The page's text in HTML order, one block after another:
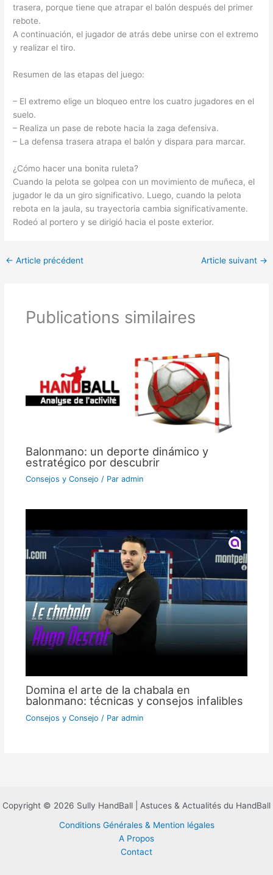
trasera, porque tiene que atrapar el balón después del primer
rebote.
A continuación, el jugador de atrás debe unirse con el extremo
y realizar el tiro.
Resumen de las etapas del juego:
– El extremo elige un bloqueo entre los cuatro jugadores en el
suelo.
– Realiza un pase de rebote hacia la zaga defensiva.
– La defensa trasera atrapa el balón y dispara para marcar.
¿Cómo hacer una bonita ruleta?
Cuando la pelota se golpea con un movimiento de muñeca, el
jugador le da un giro significativo. Luego, cuando la pelota
rebota en la jaula, su trayectoria cambia significativamente.
Rodeó al portero y se dirigió hacia el poste exterior.
← Article précédent Article suivant →
Publications similaires
Balonmano: un deporte dinámico y
estratégico por descubrir
Consejos y Consejo / Par admin
Domina el arte de la chabala en
balonmano: técnicas y consejos infalibles
Consejos y Consejo / Par admin
Copyright © 2026 Sully HandBall | Astuces & Actualités du HandBall
Conditions Générales & Mention légales
A Propos
Contact